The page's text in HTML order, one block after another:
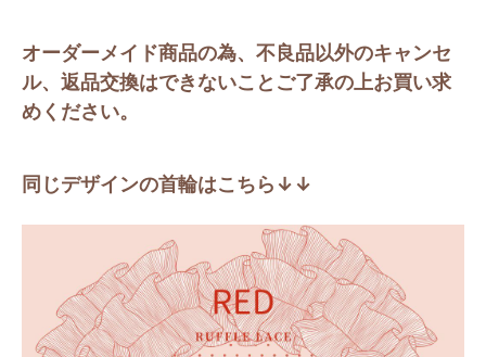
オーダーメイド商品の為、不良品以外のキャンセ
ル、返品交換はできないことご了承の上お買い求
めください。
同じデザインの首輪はこちら↓↓